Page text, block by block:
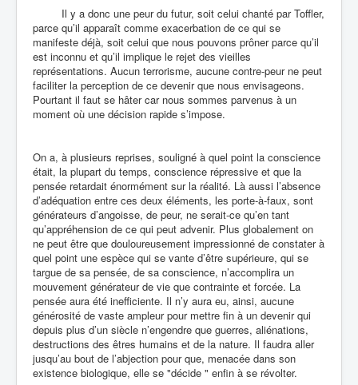
Il y a donc une peur du futur, soit celui chanté par Toffler,
parce qu’il apparaît comme exacerbation de ce qui se
manifeste déjà, soit celui que nous pouvons prôner parce qu’il
est inconnu et qu’il implique le rejet des vieilles
représentations. Aucun terrorisme, aucune contre-peur ne peut
faciliter la perception de ce devenir que nous envisageons.
Pourtant il faut se hâter car nous sommes parvenus à un
moment où une décision rapide s’impose.
On a, à plusieurs reprises, souligné à quel point la conscience
était, la plupart du temps, conscience répressive et que la
pensée retardait énormément sur la réalité. Là aussi l’absence
d’adéquation entre ces deux éléments, les porte-à-faux, sont
générateurs d’angoisse, de peur, ne serait-ce qu’en tant
qu’appréhension de ce qui peut advenir. Plus globalement on
ne peut être que douloureusement impressionné de constater à
quel point une espèce qui se vante d’être supérieure, qui se
targue de sa pensée, de sa conscience, n’accomplira un
mouvement générateur de vie que contrainte et forcée. La
pensée aura été inefficiente. Il n’y aura eu, ainsi, aucune
générosité de vaste ampleur pour mettre fin à un devenir qui
depuis plus d’un siècle n’engendre que guerres, aliénations,
destructions des êtres humains et de la nature. Il faudra aller
jusqu’au bout de l’abjection pour que, menacée dans son
existence biologique, elle se "décide " enfin à se révolter.